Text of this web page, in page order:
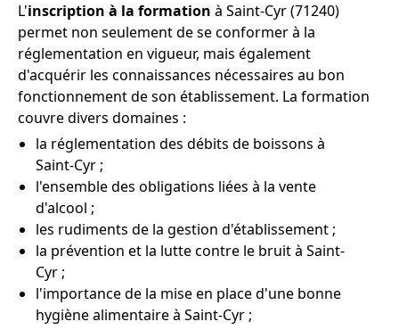
L'inscription à la formation à Saint-Cyr (71240)
permet non seulement de se conformer à la
réglementation en vigueur, mais également
d'acquérir les connaissances nécessaires au bon
fonctionnement de son établissement. La formation
couvre divers domaines :
la réglementation des débits de boissons à
Saint-Cyr ;
l'ensemble des obligations liées à la vente
d'alcool ;
les rudiments de la gestion d'établissement ;
la prévention et la lutte contre le bruit à Saint-
Cyr ;
l'importance de la mise en place d'une bonne
hygiène alimentaire à Saint-Cyr ;